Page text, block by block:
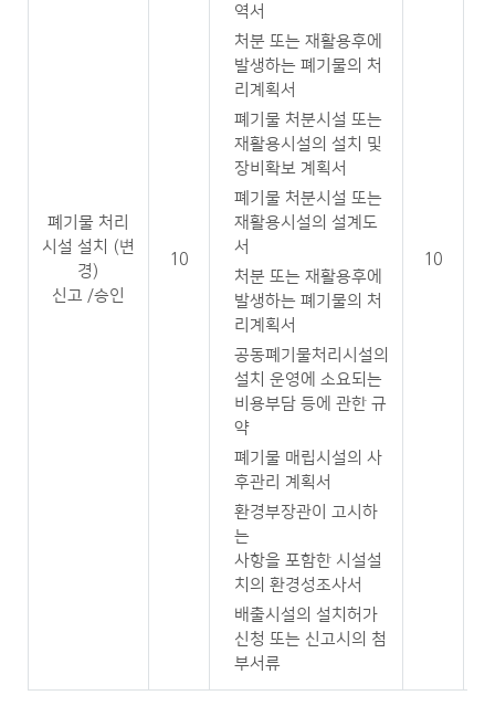
폐기물 처리
시설 설치 (변
경)
신고 /승인
10
역서
처분 또는 재활용후에
발생하는 폐기물의 처
리계획서
폐기물 처분시설 또는
재활용시설의 설치 및
장비확보 계획서
폐기물 처분시설 또는
재활용시설의 설계도
서
처분 또는 재활용후에
발생하는 폐기물의 처
리계획서
공동폐기물처리시설의
설치 운영에 소요되는
비용부담 등에 관한 규
약
폐기물 매립시설의 사
후관리 계획서
환경부장관이 고시하
는
사항을 포함한 시설설
치의 환경성조사서
배출시설의 설치허가
신청 또는 신고시의 첨
부서류
10